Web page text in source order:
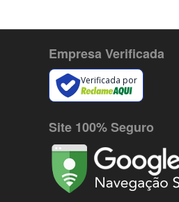
Empresa Verificada
Verificada por
Site 100% Seguro